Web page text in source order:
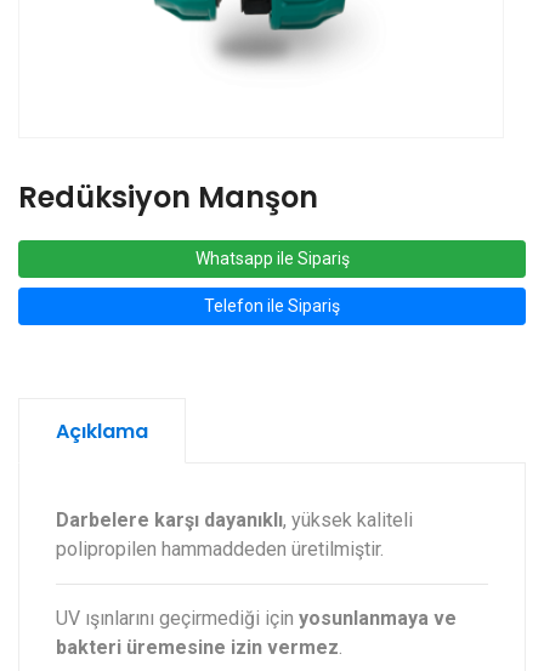
Redüksiyon Manşon
Whatsapp ile Sipariş
Telefon ile Sipariş
Açıklama
Darbelere karşı dayanıklı, yüksek kaliteli
polipropilen hammaddeden üretilmiştir.
UV ışınlarını geçirmediği için yosunlanmaya ve
bakteri üremesine izin vermez.